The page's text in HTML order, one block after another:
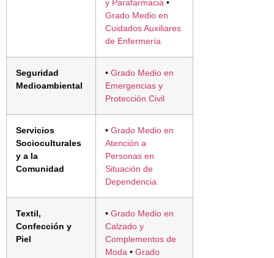
y Parafarmacia •
Grado Medio en
Cuidados Auxiliares
de Enfermería
Seguridad
Medioambiental
• Grado Medio en
Emergencias y
Protección Civil
Servicios
Socioculturales
y a la
Comunidad
• Grado Medio en
Atención a
Personas en
Situación de
Dependencia
Textil,
Confección y
Piel
• Grado Medio en
Calzado y
Complementos de
Moda • Grado